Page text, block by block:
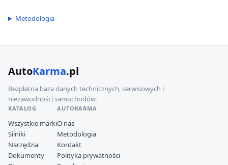
Metodologia
AutoKarma.pl
Bezpłatna baza danych technicznych, serwisowych i
niezawodności samochodów.
KATALOG
Wszystkie marki
Silniki
Narzędzia
Dokumenty
AUTOKARMA
O nas
Metodologia
Kontakt
Polityka prywatności